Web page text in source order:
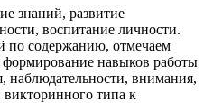
знаний, развитие
воспитание личности.
по содержанию, отмечаем
навыков работы
наблюдательности, внимания,
викторинного типа к